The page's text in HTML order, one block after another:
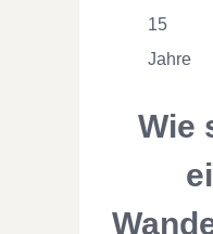
15
Jahre
Wie